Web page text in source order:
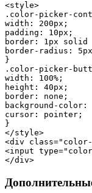
<style>
.color-picker-
width: 200px;
padding: 10px;
border: 1px solid
border-radius:
}
.color-picker-
width: 100%;
height: 40px;
border: none;
background-
cursor: pointer;
}
</style>
<div
<input